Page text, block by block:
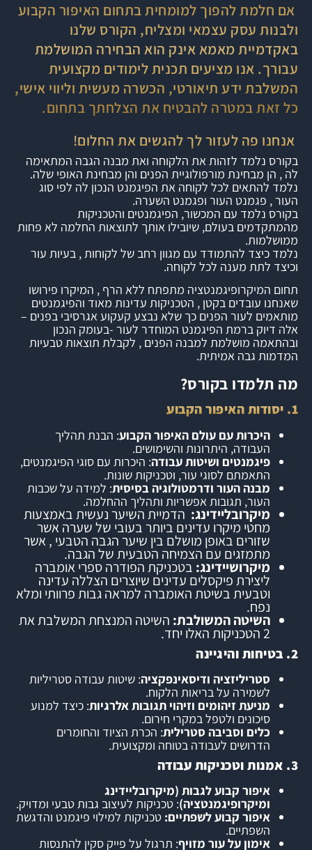
אם חלמת להפוך למומחית בתחום האיפור הקבוע
ולבנות עסק עצמאי ומצליח, הקורס שלנו
באקדמיית מאמא אינק הוא הבחירה המושלמת
עבורך. אנו מציעים תכנית לימודים מקצועית
המשלבת ידע תיאורטי, הכשרה מעשית וליווי אישי,
כל זאת במטרה להבטיח את הצלחתך בתחום.
אנחנו פה לעזור לך להגשים את החלום!
בקורס נלמד לזהות את הלקוחה ואת מבנה הגבה המתאימה
לה , הן מבחינת מורפולוגיית הפנים והן מבחינת האופי שלה.
נלמד להתאים לכל לקוחה את הפיגמנט הנכון לה לפי סוג
העור , פגמנט העור ופגמנט השערה.
בקורס נלמד עם המכשור, הפיגמנטים והטכניקות
מהמתקדמים בעולם, שיובילו אותך לתוצאות החלמה לא פחות
ממושלמות.
נלמד כיצד להתמודד עם מגוון רחב של לקוחות , בעיות עור
וכיצד לתת מענה לכל לקוחה.
תחום המיקרופיגמנטציה מתפתח ללא הרף , המיקרו פירושו
שאנחנו עובדים בקטן , הטכניקות עדינות מאוד והפיגמנטים
מותאמים לעור הפנים כך שלא נבצע קעקוע אגרסיבי בפנים –
אלה דיוק ברמת הפיגמנט המוחדר לעור -בעומק הנכון
ובהתאמה מושלמת למבנה הפנים , לקבלת תוצאות טבעיות
המדמות גבה אמיתית.
מה תלמדו בקורס?
1. יסודות האיפור הקבוע
היכרות עם עולם האיפור הקבוע: הבנת תהליך
העבודה, היתרונות והשימושים.
פיגמנטים ושיטות עבודה: היכרות עם סוגי הפיגמנטים,
התאמתם לסוגי עור, וטכניקות שונות.
מבנה העור ודרמטולוגיה בסיסית: למידה על שכבות
העור, תגובות אפשריות ותהליך ההחלמה.
מיקרובליידינג: הדמיית השיער נעשית באמצעות
מחטי מיקרו עדינים ביותר בעובי של שערה אשר
שזורים באופן מושלם בין שיער הגבה הטבעי , אשר
מתמזגים עם הצמיחה הטבעית של הגבה.
מיקרושיידינג: בטכניקת הפודרה ספרי אומברה
ליצירת פיקסלים עדינים שיוצרים הצללה עדינה
וטבעית בשיטת האומברה למראה גבות פרוותי ומלא
נפח.
השיטה המשולבת: השיטה המנצחת המשלבת את
2 הטכניקות האלו יחד.
2. בטיחות והיגיינה
סטריליזציה ודיסאינפקציה: שיטות עבודה סטריליות
לשמירה על בריאות הלקוח.
מניעת זיהומים וזיהוי תגובות אלרגיות: כיצד למנוע
סיכונים ולטפל במקרי חירום.
כלים וסביבה סטרילית: הכרת הציוד והחומרים
הדרושים לעבודה בטוחה ומקצועית.
3. אמנות וטכניקות עבודה
איפור קבוע לגבות (מיקרובליידינג
ומיקרופיגמנטציה): טכניקות לעיצוב גבות טבעי ומדויק.
איפור קבוע לשפתיים: טכניקות למילוי פיגמנט והדגשת
השפתיים.
אימון על עור מזויף: תרגול על פייק סקין להתנסות